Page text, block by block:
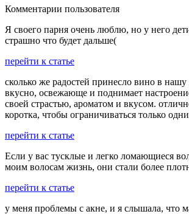
Комментарии пользователя
Я своего парня очень люблю, но у него
страшно что будет дальше(
перейти к статье
сколько же радостей принесло вино в
вкусно, освежающе и поднимает
своей страстью, ароматом и вкусом.
коротка, чтобы ограничиваться только
перейти к статье
Если у вас тусклые и легко ломающиеся
моим волосам жизнь, они стали более
перейти к статье
у меня проблемы с акне, и я слышала, что